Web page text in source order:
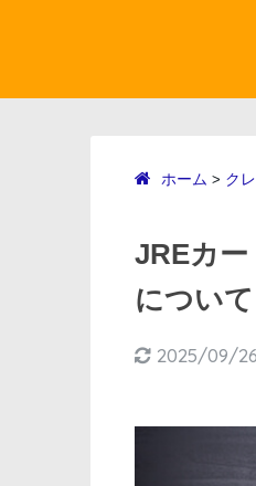
ホーム > ク
JREカー
について
2025/09/26